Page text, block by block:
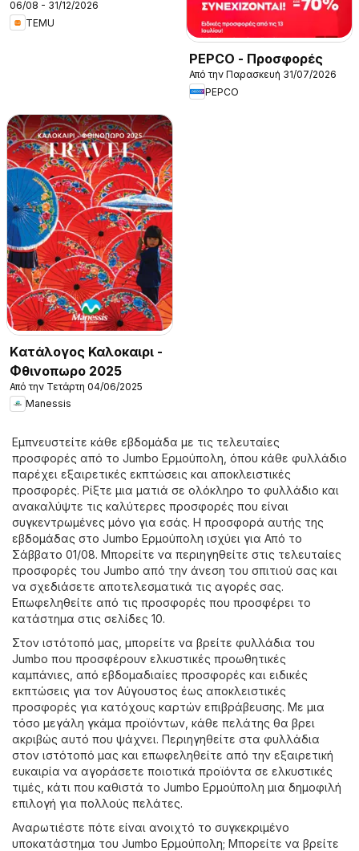
06/08 - 31/12/2026
TEMU
PEPCO - Προσφορές
Από την Παρασκευή 31/07/2026
PEPCO
Kατάλογος Καλοκαιρι -
Φθινοπωρο 2025
Από την Τετάρτη 04/06/2025
Manessis
Εμπνευστείτε κάθε εβδομάδα με τις τελευταίες
προσφορές από το Jumbo Ερμούπολη, όπου κάθε φυλλάδιο
παρέχει εξαιρετικές εκπτώσεις και αποκλειστικές
προσφορές. Ρίξτε μια ματιά σε ολόκληρο το φυλλάδιο και
ανακαλύψτε τις καλύτερες προσφορές που είναι
συγκεντρωμένες μόνο για εσάς. Η προσφορά αυτής της
εβδομάδας στο Jumbo Ερμούπολη ισχύει για Από το
Σάββατο 01/08. Μπορείτε να περιηγηθείτε στις τελευταίες
προσφορές του Jumbo από την άνεση του σπιτιού σας και
να σχεδιάσετε αποτελεσματικά τις αγορές σας.
Επωφεληθείτε από τις προσφορές που προσφέρει το
κατάστημα στις σελίδες 10.
Στον ιστότοπό μας, μπορείτε να βρείτε φυλλάδια του
Jumbo που προσφέρουν ελκυστικές προωθητικές
καμπάνιες, από εβδομαδιαίες προσφορές και ειδικές
εκπτώσεις για τον Αύγουστος έως αποκλειστικές
προσφορές για κατόχους καρτών επιβράβευσης. Με μια
τόσο μεγάλη γκάμα προϊόντων, κάθε πελάτης θα βρει
ακριβώς αυτό που ψάχνει. Περιηγηθείτε στα φυλλάδια
στον ιστότοπό μας και επωφεληθείτε από την εξαιρετική
ευκαιρία να αγοράσετε ποιοτικά προϊόντα σε ελκυστικές
τιμές, κάτι που καθιστά το Jumbo Ερμούπολη μια δημοφιλή
επιλογή για πολλούς πελάτες.
Αναρωτιέστε πότε είναι ανοιχτό το συγκεκριμένο
υποκατάστημα του Jumbo Ερμούπολη; Μπορείτε να βρείτε